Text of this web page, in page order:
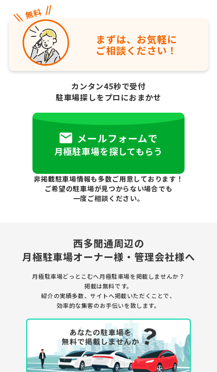
まずは、お気軽に
ご相談ください！
カンタン45秒で受付
駐車場探しをプロにおまかせ
メールフォームで
月極駐車場を探してもらう
非掲載駐車場情報も多数ご用意しております！
ご希望の駐車場が見つからない場合でも
一度ご相談ください。
西多聞通周辺の
月極駐車場オーナー様・管理会社様へ
月極駐車場どっとこむへ月極駐車場を掲載しませんか？
掲載は無料です。
紹介の実績多数、サイトへ掲載いただくことで、
効率的な集客のお手伝いを致します。